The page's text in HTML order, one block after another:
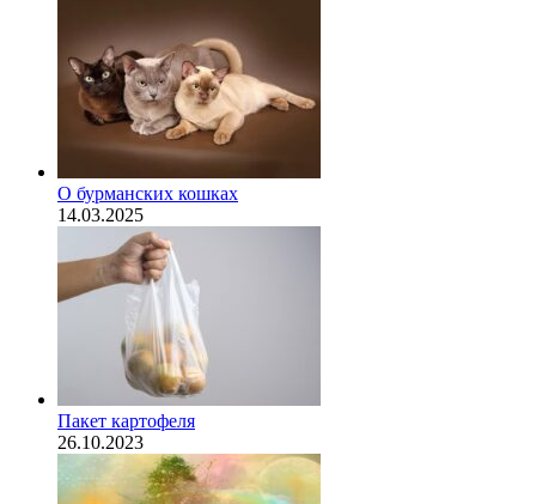
О бурманских кошках
14.03.2025
Пакет картофеля
26.10.2023